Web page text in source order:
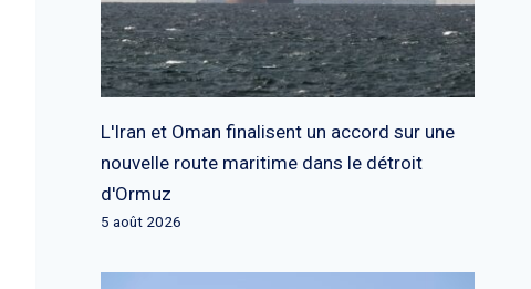
L'Iran et Oman finalisent un accord sur une
nouvelle route maritime dans le détroit
d'Ormuz
5 août 2026